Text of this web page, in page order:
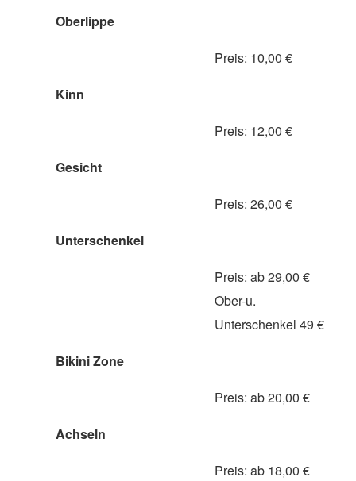
Oberlippe
Preis: 10,00 €
Kinn
Preis: 12,00 €
Gesicht
Preis: 26,00 €
Unterschenkel
Preis: ab 29,00 €
Ober-u.
Unterschenkel 49 €
Bikini Zone
Preis: ab 20,00 €
Achseln
Preis: ab 18,00 €